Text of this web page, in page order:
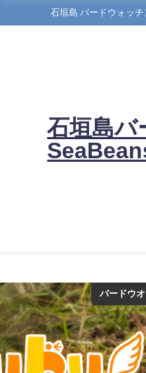
石垣島 バードウォッ
石垣島バ
バードウ